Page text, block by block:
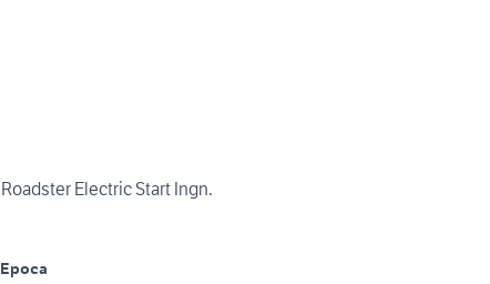
Norton Commando 750 Roadster Electric Start Ingn.
Epoca